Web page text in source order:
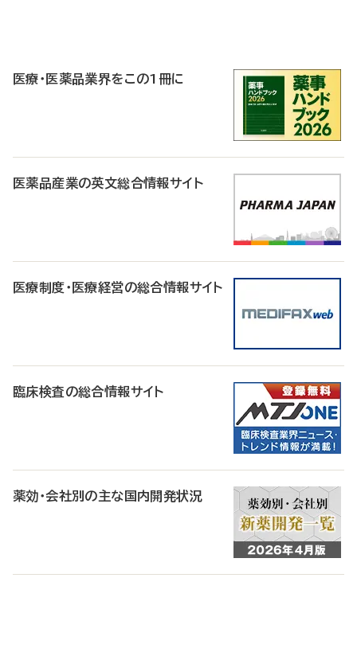
医療・医薬品業界をこの1冊に
医薬品産業の英文総合情報サイト
医療制度・医療経営の総合情報サイト
臨床検査の総合情報サイト
薬効・会社別の主な国内開発状況